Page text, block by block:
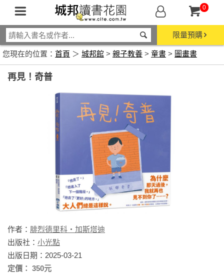
0
限量預購
您現在的位置： 首頁 ＞ 城邦館 > 親子教養 > 童書 > 圖畫書
再見！奇普
作者： 腓烈德里科・加斯塔迪
出版社： 小光點
出版日期：2025-03-21
定價： 350元